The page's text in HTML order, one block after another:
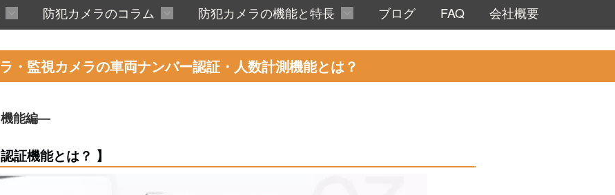
MAXHUB TOPページ
休日夜間でも対応
戸建・マンション
防犯カメラのコラム
防犯カメラの助成金
防犯カメラの機能と特長 ブログ FAQ 会社概要
・監視カメラの車両ナンバー認証・人数計測機能とは？
能編―
証機能とは？ 】